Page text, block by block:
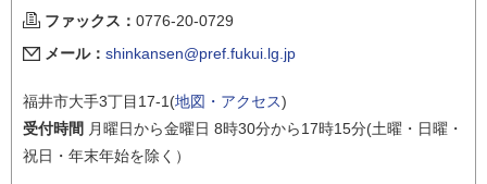
ファックス： 0776-20-0729
メール： shinkansen@pref.fukui.lg.jp
福井市大手3丁目17-1(地図・アクセス)
受付時間 月曜日から金曜日 8時30分から17時15分(土曜・日曜・
祝日・年末年始を除く）